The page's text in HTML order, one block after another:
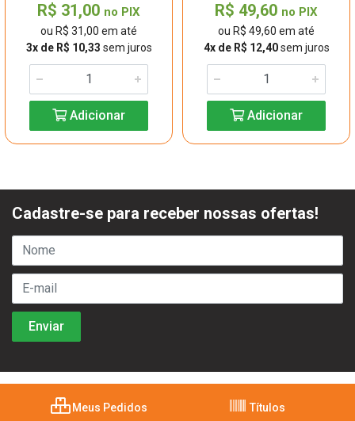
R$ 31,00 no PIX
ou R$ 31,00 em até
3x de R$ 10,33 sem juros
Adicionar
R$ 49,60 no PIX
ou R$ 49,60 em até
4x de R$ 12,40sem juros
Adicionar
Cadastre-se para receber nossas ofertas!
Meus Pedidos Títulos